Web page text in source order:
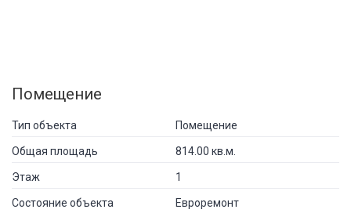
Помещение
Тип объекта Помещение
Общая площадь 814.00 кв.м.
Этаж 1
Состояние объекта Евроремонт